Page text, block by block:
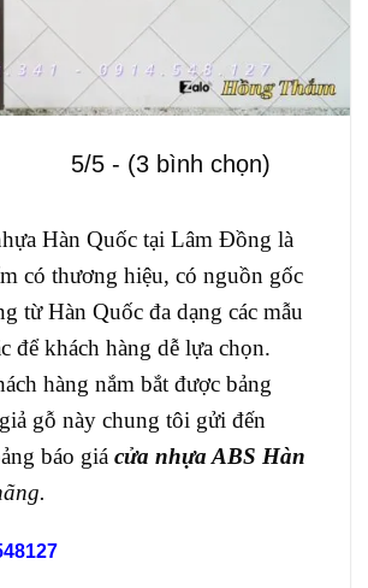
5/5 - (3 bình chọn)
Hàn Quốc tại Lâm Đồng là
có thương hiệu, có nguồn gốc
từ Hàn Quốc đa dạng các mẫu
để khách hàng dễ lựa chọn.
hàng nắm bắt được bảng
gỗ này chung tôi gửi đến
báo giá cửa nhựa ABS Hàn